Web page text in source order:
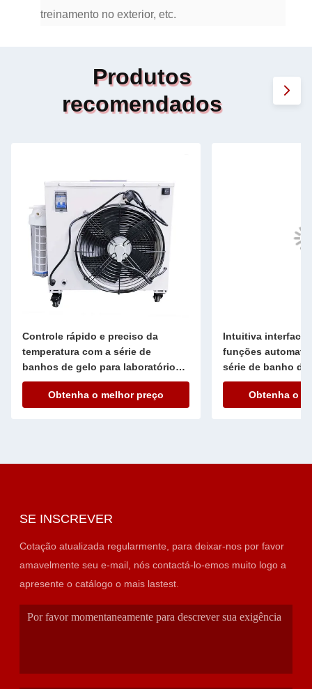
treinamento no exterior, etc.
Produtos
recomendados
Controle rápido e preciso da
temperatura com a série de
banhos de gelo para laboratórios e
ambientes industriais
Obtenha o melhor preço
Intuitiva interface
funções
série de banho
operação
Obtenha o
SE INSCREVER
Cotação atualizada regularmente, para deixar-nos por favor
amavelmente seu e-mail, nós contactá-lo-emos muito logo a
apresente o catálogo o mais lastest.